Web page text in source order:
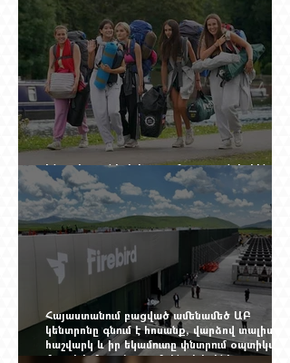
Ինչու է ռուսների հոսքը Հայաստան կրկին
ակտիվացել
Հայաստանում բացված ամենամեծ ԱԲ
կենտրոնը գնում է հոսանք, վարձով տալիս
հաշվարկ և իր եկամուտը փնտրում
մալուխի մյուս ծայրում. ինչ է իրենից